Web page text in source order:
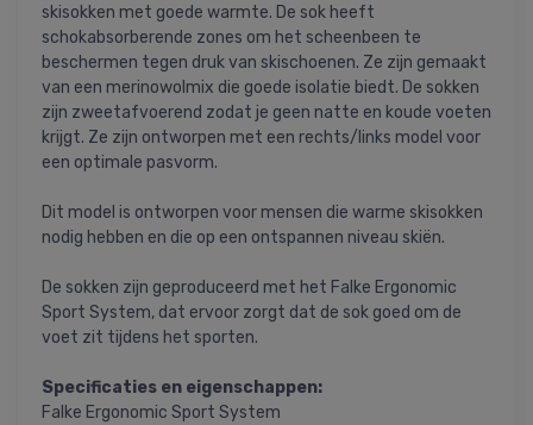
skisokken met goede warmte. De sok heeft
schokabsorberende zones om het scheenbeen te
beschermen tegen druk van skischoenen. Ze zijn gemaakt
van een merinowolmix die goede isolatie biedt. De sokken
zijn zweetafvoerend zodat je geen natte en koude voeten
krijgt. Ze zijn ontworpen met een rechts/links model voor
een optimale pasvorm.
Dit model is ontworpen voor mensen die warme skisokken
nodig hebben en die op een ontspannen niveau skiën.
De sokken zijn geproduceerd met het Falke Ergonomic
Sport System, dat ervoor zorgt dat de sok goed om de
voet zit tijdens het sporten.
Specificaties en eigenschappen:
Falke Ergonomic Sport System